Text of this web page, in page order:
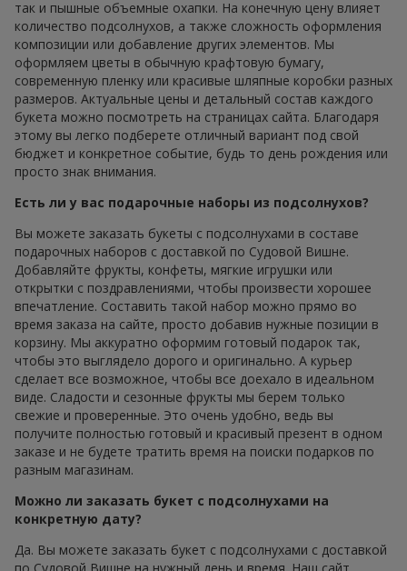
так и пышные объемные охапки. На конечную цену влияет
количество подсолнухов, а также сложность оформления
композиции или добавление других элементов. Мы
оформляем цветы в обычную крафтовую бумагу,
современную пленку или красивые шляпные коробки разных
размеров. Актуальные цены и детальный состав каждого
букета можно посмотреть на страницах сайта. Благодаря
этому вы легко подберете отличный вариант под свой
бюджет и конкретное событие, будь то день рождения или
просто знак внимания.
Есть ли у вас подарочные наборы из подсолнухов?
Вы можете заказать букеты с подсолнухами в составе
подарочных наборов с доставкой по Судовой Вишне.
Добавляйте фрукты, конфеты, мягкие игрушки или
открытки с поздравлениями, чтобы произвести хорошее
впечатление. Составить такой набор можно прямо во
время заказа на сайте, просто добавив нужные позиции в
корзину. Мы аккуратно оформим готовый подарок так,
чтобы это выглядело дорого и оригинально. А курьер
сделает все возможное, чтобы все доехало в идеальном
виде. Сладости и сезонные фрукты мы берем только
свежие и проверенные. Это очень удобно, ведь вы
получите полностью готовый и красивый презент в одном
заказе и не будете тратить время на поиски подарков по
разным магазинам.
Можно ли заказать букет с подсолнухами на
конкретную дату?
Да. Вы можете заказать букет с подсолнухами с доставкой